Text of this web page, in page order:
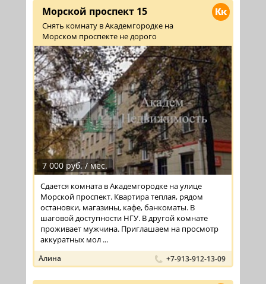
Кк
Морской проспект 15
Снять комнату в Академгородке на
Морском проспекте не дорого
7 000 руб. / мес.
Сдается комната в Академгородке на улице
Морской проспект. Квартира теплая, рядом
остановки, магазины, кафе, банкоматы. В
шаговой доступности НГУ. В другой комнате
проживает мужчина. Приглашаем на просмотр
аккуратных мол ...
Алина +7-913-912-13-09